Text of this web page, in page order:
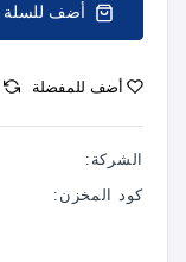
أضف للمفضلة
الشركة:
كود المخزن: